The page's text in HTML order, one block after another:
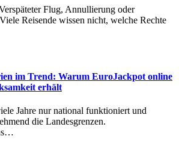
Flug, Annullierung oder
Reisende wissen nicht, welche Rechte
im Trend: Warum EuroJackpot online
erhält
Jahre nur national funktioniert und
die Landesgrenzen.